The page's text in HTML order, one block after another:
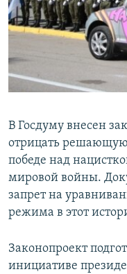
ПОБЕДИТЕЛЕЙ НЕ
КРЫМ.НЕПОКОРЕННЫЙ
ELIFBE
УКРАИНСКАЯ ПРОБЛЕМА
ПРИСОЕДИНЯЙТЕСЬ!
В Госдуму внесен
отрицать решающую
победе над
мировой войны.
запрет на
режима в этот
Законопроект
инициативе